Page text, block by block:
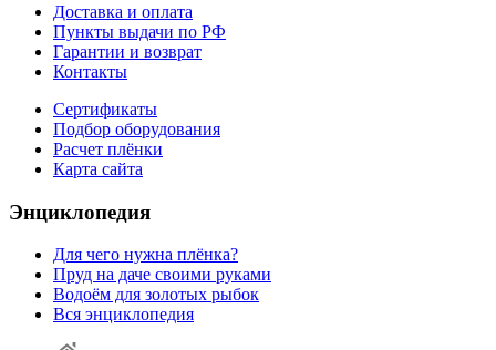
Доставка и оплата
Пункты выдачи по РФ
Гарантии и возврат
Контакты
Сертификаты
Подбор оборудования
Расчет плёнки
Карта сайта
Энциклопедия
Для чего нужна плёнка?
Пруд на даче своими руками
Водоём для золотых рыбок
Вся энциклопедия